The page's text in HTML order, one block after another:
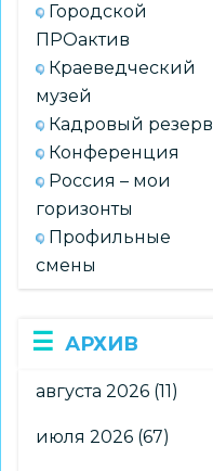
Городской
ПРОактив
Краеведческий
музей
Кадровый резерв
Конференция
Россия – мои
горизонты
Профильные
смены
АРХИВ
августа 2026 (11)
июля 2026 (67)